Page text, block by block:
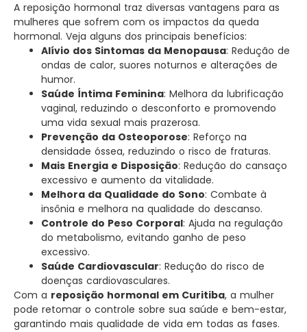
A reposição hormonal traz diversas vantagens para as
mulheres que sofrem com os impactos da queda
hormonal. Veja alguns dos principais benefícios:
Alívio dos Sintomas da Menopausa: Redução de
ondas de calor, suores noturnos e alterações de
humor.
Saúde Íntima Feminina: Melhora da lubrificação
vaginal, reduzindo o desconforto e promovendo
uma vida sexual mais prazerosa.
Prevenção da Osteoporose: Reforço na
densidade óssea, reduzindo o risco de fraturas.
Mais Energia e Disposição: Redução do cansaço
excessivo e aumento da vitalidade.
Melhora da Qualidade do Sono: Combate à
insônia e melhora na qualidade do descanso.
Controle do Peso Corporal: Ajuda na regulação
do metabolismo, evitando ganho de peso
excessivo.
Saúde Cardiovascular: Redução do risco de
doenças cardiovasculares.
Com a reposição hormonal em Curitiba, a mulher
pode retomar o controle sobre sua saúde e bem-estar,
garantindo mais qualidade de vida em todas as fases.